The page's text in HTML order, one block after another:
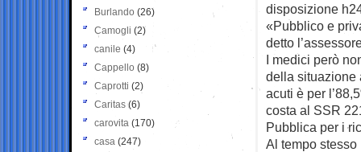
disposizione
«Pubblico e
detto
I medici però
della situazione
acuti è per
costa al SSR
Pubblica per i
Al tempo
Burlando (26)
Camogli (2)
canile (4)
Cappello (8)
Caprotti (2)
Caritas (6)
carovita (170)
casa (247)